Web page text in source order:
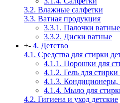
3.2. Влажные салфетки
3.3. Ватная продукция
3.3.1. Палочки ватные
3.3.2. Диски ватные
+- 4. Детство
4.1. Средства для стирки
4.1.1. Порошки для
4.1.2. Гель для стирки
4.1.3. Кондиционеры,
4.1.4. Мыло для
4.2. Гигиена и уход детские